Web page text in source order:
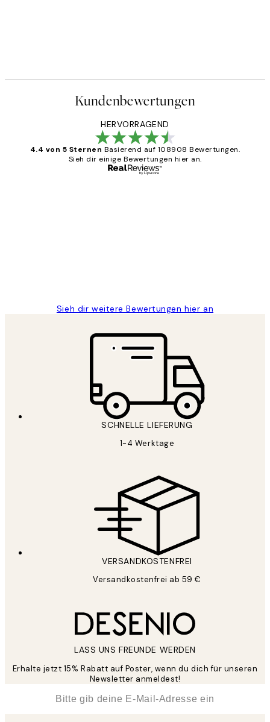
Kundenbewertungen
HERVORRAGEND
4.4 von 5 Sternen Basierend auf 108908 Bewertungen.
Sieh dir einige Bewertungen hier an.
Sieh dir weitere Bewertungen hier an
SCHNELLE LIEFERUNG
1-4 Werktage
VERSANDKOSTENFREI
Versandkostenfrei ab 59 €
LASS UNS FREUNDE WERDEN
Erhalte jetzt 15% Rabatt auf Poster, wenn du dich für unseren
Newsletter anmeldest!